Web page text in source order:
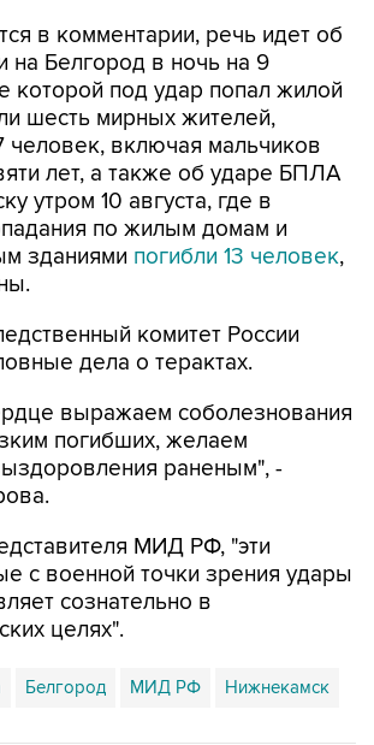
в комментарии, речь идет об
на Белгород в ночь на 9
которой под удар попал жилой
шесть мирных жителей,
человек, включая мальчиков
лет, а также об ударе БПЛА
утром 10 августа, где в
по жилым домам и
зданиями погибли 13 человек,
комитет России
дела о терактах.
выражаем соболезнования
погибших, желаем
раненым", -
МИД РФ, "эти
с военной точки зрения удары
сознательно в
целях".
Белгород МИД РФ Нижнекамск